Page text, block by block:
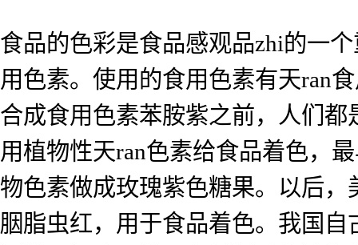
食品的色彩是食品感观品zhi的一
用色素。使用的食用色素有天ran
合成食用色素苯胺紫之前，人们
用植物性天ran色素给食品着色，
物色素做成玫瑰紫色糖果。以后
胭脂虫红，用于食品着色。我国